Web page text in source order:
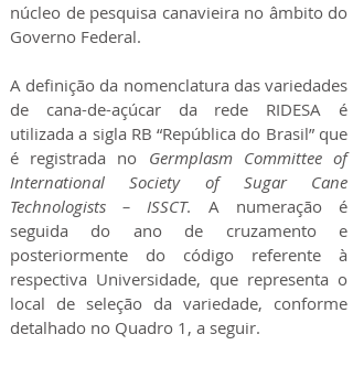
núcleo de pesquisa canavieira no âmbito do
Governo Federal.
A definição da nomenclatura das variedades
de cana-de-açúcar da rede RIDESA é
utilizada a sigla RB “República do Brasil” que
é registrada no Germplasm Committee of
International Society of Sugar Cane
Technologists – ISSCT. A numeração é
seguida do ano de cruzamento e
posteriormente do código referente à
respectiva Universidade, que representa o
local de seleção da variedade, conforme
detalhado no Quadro 1, a seguir.